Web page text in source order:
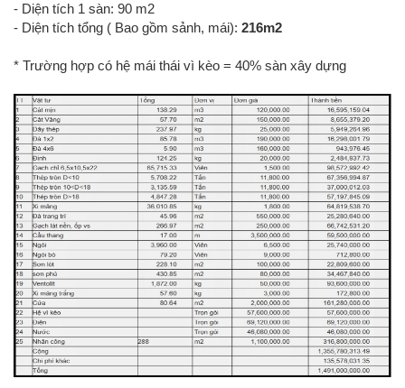
- Diện tích 1 sàn: 90 m2
- Diện tích tổng ( Bao gồm sảnh, mái): 216m2
* Trường hợp có hệ mái thái vì kèo = 40% sàn xây dựng